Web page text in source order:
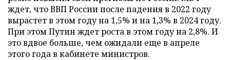
ждет, что ВВП России после падения в 2022 году
вырастет в этом году на 1,5% и на 1,3% в 2024 году.
При этом Путин ждет роста в этом году на 2,8%. И
это вдвое больше, чем ожидали еще в апреле
этого года в кабинете министров.